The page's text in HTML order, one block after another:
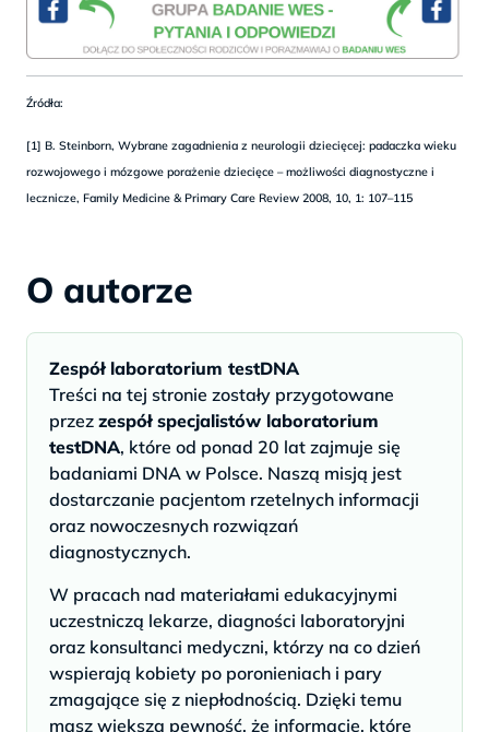
Źródła:
[1] B. Steinborn, Wybrane zagadnienia z neurologii dziecięcej: padaczka wieku
rozwojowego i mózgowe porażenie dziecięce – możliwości diagnostyczne i
lecznicze, Family Medicine & Primary Care Review 2008, 10, 1: 107–115
O autorze
Zespół laboratorium testDNA
Treści na tej stronie zostały przygotowane
przez zespół specjalistów laboratorium
testDNA, które od ponad 20 lat zajmuje się
badaniami DNA w Polsce. Naszą misją jest
dostarczanie pacjentom rzetelnych informacji
oraz nowoczesnych rozwiązań
diagnostycznych.
W pracach nad materiałami edukacyjnymi
uczestniczą lekarze, diagności laboratoryjni
oraz konsultanci medyczni, którzy na co dzień
wspierają kobiety po poronieniach i pary
zmagające się z niepłodnością. Dzięki temu
masz większą pewność, że informacje, które